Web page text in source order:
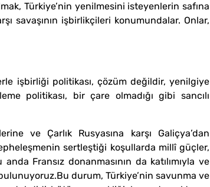
Türkiye’nin yenilmesini isteyenlerin safına
savaşının işbirlikçileri konumundalar. Onlar,
işbirliği politikası, çözüm değildir, yenilgiye
politikası, bir çare olmadığı gibi sancılı
ve Çarlık Rusyasına karşı Galiçya’dan
sertleştiği koşullarda millî güçler,
Fransız donanmasının da katılımıyla ve
durum, Türkiye’nin savunma ve